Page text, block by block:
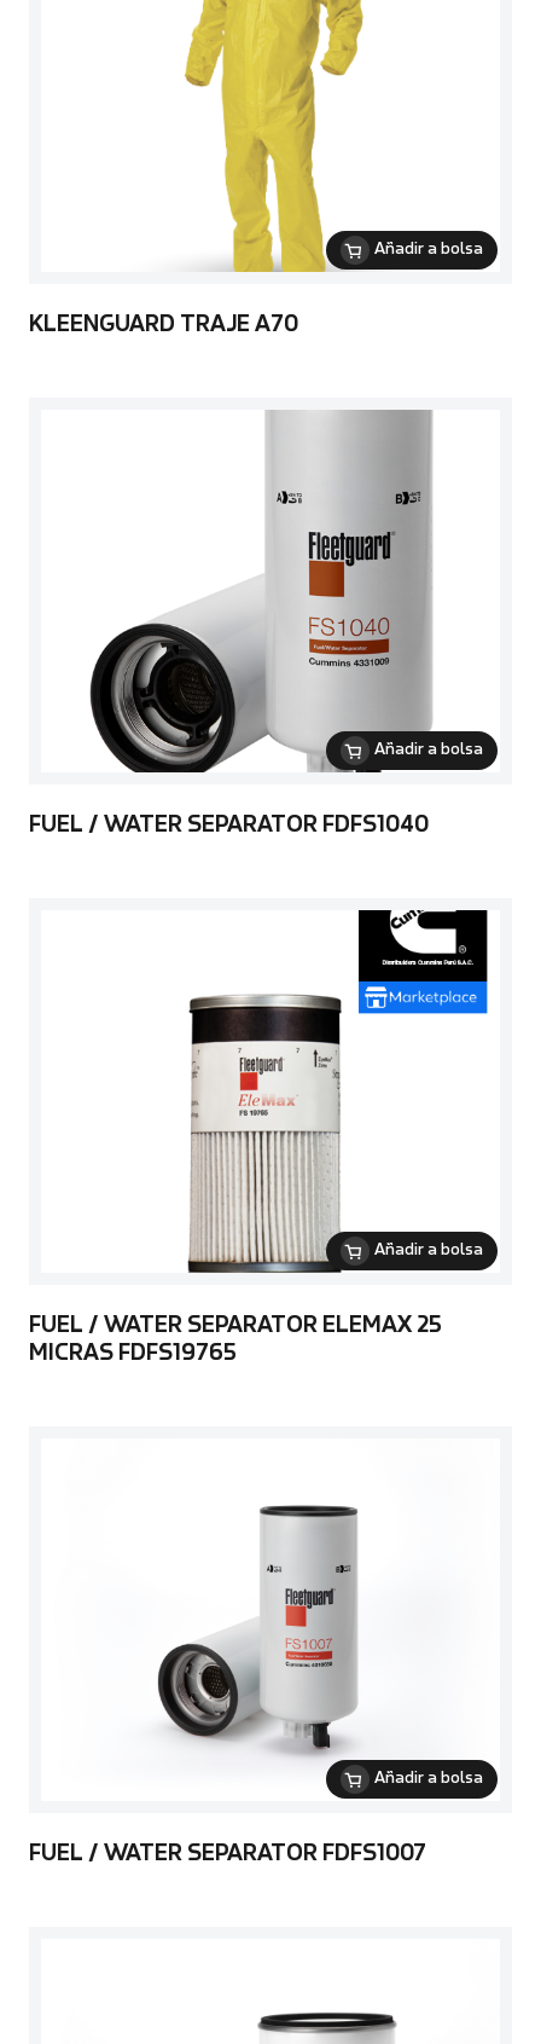
Añadir a bolsa
KLEENGUARD TRAJE A70
Añadir a bolsa
FUEL / WATER SEPARATOR FDFS1040
Añadir a bolsa
FUEL / WATER SEPARATOR ELEMAX 25
MICRAS FDFS19765
Añadir a bolsa
FUEL / WATER SEPARATOR FDFS1007